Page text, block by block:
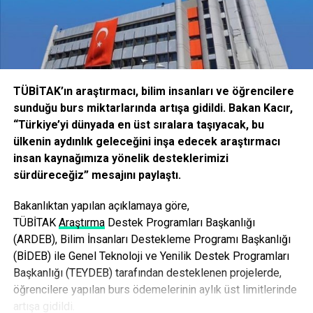
Facebook
Mastodon
Email
Share
İLIŞKILI BAŞLIKLAR:
Ayasofya’nın Cami Olması İçin 10 Milyon İmza
Kampanyası
KAÇIRMAYIN
Çanakkale’de 1 Mayıs Kutlamaları
TÜBİTAK’ın araştırmacı, bilim insanları ve öğrencilere
sunduğu burs miktarlarında artışa gidildi. Bakan Kacır,
“Türkiye’yi dünyada en üst sıralara taşıyacak, bu
ülkenin aydınlık geleceğini inşa edecek araştırmacı
insan kaynağımıza yönelik desteklerimizi
sürdüreceğiz” mesajını paylaştı.
Bakanlıktan yapılan açıklamaya göre,
TÜBİTAK AraştırmaDestek Programları Başkanlığı
(ARDEB), Bilim İnsanları Destekleme Programı Başkanlığı
(BİDEB) ile Genel Teknoloji ve Yenilik Destek Programları
Başkanlığı (TEYDEB) tarafından desteklenen projelerde,
öğrencilere yapılan burs ödemelerinin aylık üst limitlerinde
artışa gidildi.